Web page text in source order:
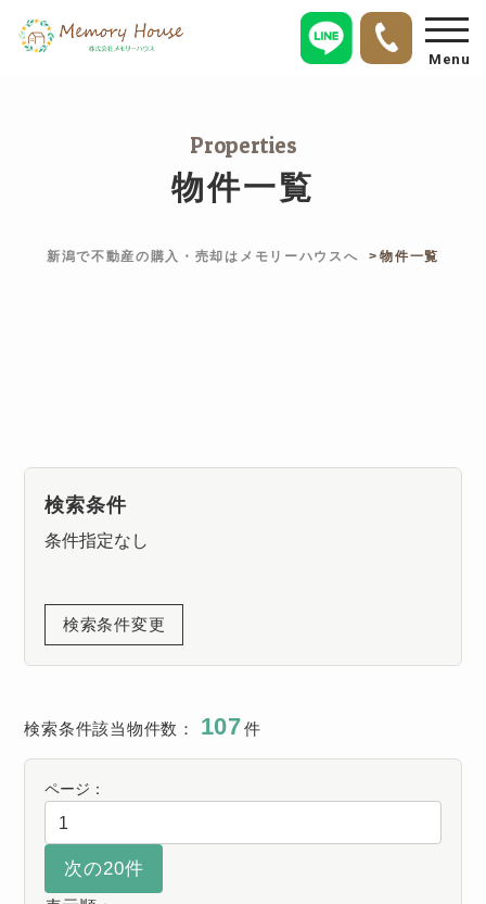
Menu
Properties
物件一覧
新潟で不動産の購入・売却はメモリーハウスへ 物件一覧
検索条件
条件指定なし
検索条件変更
検索条件該当物件数： 107件
ページ：